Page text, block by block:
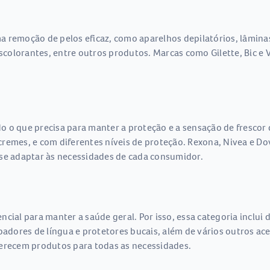
remoção de pelos eficaz, como aparelhos depilatórios,
entre outros produtos. Marcas como Gilette, Bic e
que precisa para manter a proteção e a sensação de
e com diferentes níveis de proteção. Rexona, Nivea e
adaptar às necessidades de cada consumidor.
para manter a saúde geral. Por isso, essa categoria
de língua e protetores bucais, além de vários outros
produtos para todas as necessidades.